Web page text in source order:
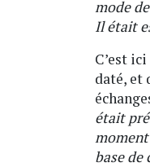
mode
Il était
C’est
daté, et
était
base de